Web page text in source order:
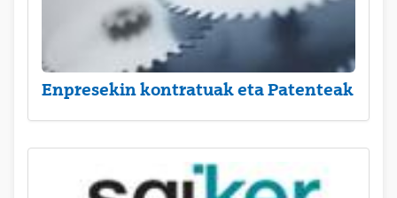
Enpresekin kontratuak eta Patenteak